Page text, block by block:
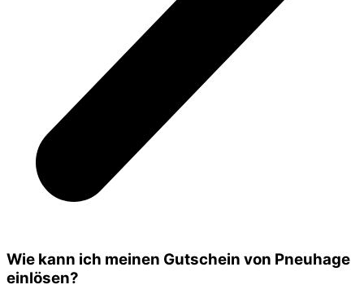
Wie kann ich meinen Gutschein von Pneuhage
einlösen?